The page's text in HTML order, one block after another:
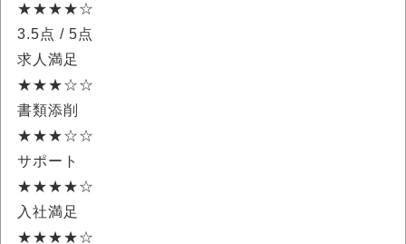
★★★★☆
3.5点 / 5点
求人満足
★★★☆☆
書類添削
★★★☆☆
サポート
★★★★☆
入社満足
★★★★☆